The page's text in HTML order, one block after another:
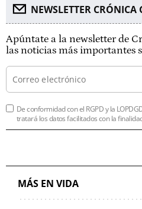
NEWSLETTER CRÓNICA
Apúntate a la newsletter de
las noticias más importantes
De conformidad con el RGPD y la
tratará los datos facilitados con la
MÁS EN VIDA